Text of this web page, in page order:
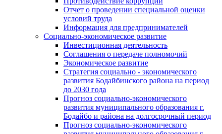
Отчет о проведении специальной оценки
условий труда
Информация для предпринимателей
Социально-экономическое развитие
Инвестиционная деятельность
Соглашения о передаче полномочий
Экономическое развитие
Стратегия социально - экономического
развития Бодайбинского района на период
до 2030 года
Прогноз социально-экономического
развития муниципального образования г.
Бодайбо и района на долгосрочный период
Прогноз социально-экономического